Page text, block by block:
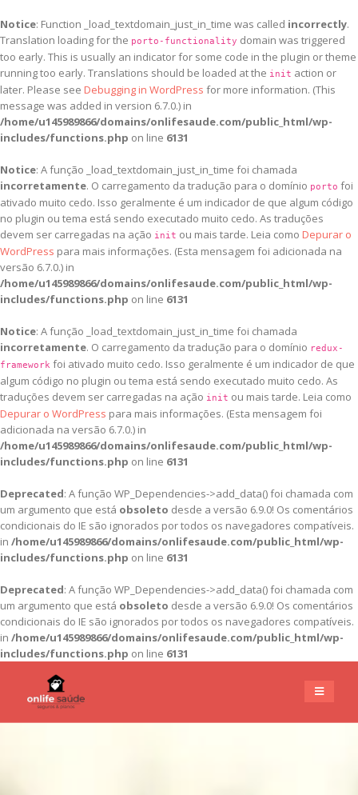
Notice: Function _load_textdomain_just_in_time was called incorrectly.
Translation loading for the porto-functionality domain was triggered
too early. This is usually an indicator for some code in the plugin or theme
running too early. Translations should be loaded at the init action or
later. Please see Debugging in WordPress for more information. (This
message was added in version 6.7.0.) in
/home/u145989866/domains/onlifesaude.com/public_html/wp-
includes/functions.php on line 6131
Notice: A função _load_textdomain_just_in_time foi chamada
incorretamente. O carregamento da tradução para o domínio porto foi
ativado muito cedo. Isso geralmente é um indicador de que algum código
no plugin ou tema está sendo executado muito cedo. As traduções
devem ser carregadas na ação init ou mais tarde. Leia como Depurar o
WordPress para mais informações. (Esta mensagem foi adicionada na
versão 6.7.0.) in
/home/u145989866/domains/onlifesaude.com/public_html/wp-
includes/functions.php on line 6131
Notice: A função _load_textdomain_just_in_time foi chamada
incorretamente. O carregamento da tradução para o domínio redux-
framework foi ativado muito cedo. Isso geralmente é um indicador de que
algum código no plugin ou tema está sendo executado muito cedo. As
traduções devem ser carregadas na ação init ou mais tarde. Leia como
Depurar o WordPress para mais informações. (Esta mensagem foi
adicionada na versão 6.7.0.) in
/home/u145989866/domains/onlifesaude.com/public_html/wp-
includes/functions.php on line 6131
Deprecated: A função WP_Dependencies->add_data() foi chamada com
um argumento que está obsoleto desde a versão 6.9.0! Os comentários
condicionais do IE são ignorados por todos os navegadores compatíveis.
in /home/u145989866/domains/onlifesaude.com/public_html/wp-
includes/functions.php on line 6131
Deprecated: A função WP_Dependencies->add_data() foi chamada com
um argumento que está obsoleto desde a versão 6.9.0! Os comentários
condicionais do IE são ignorados por todos os navegadores compatíveis.
in /home/u145989866/domains/onlifesaude.com/public_html/wp-
includes/functions.php on line 6131